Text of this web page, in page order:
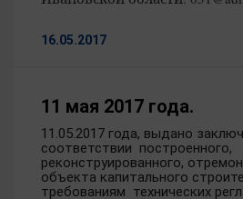
16.05.2017
11 мая 2017 года.
11.05.2017 года, выдано
соответствии построенного,
реконструированного,
объекта капитального
требованиям технических